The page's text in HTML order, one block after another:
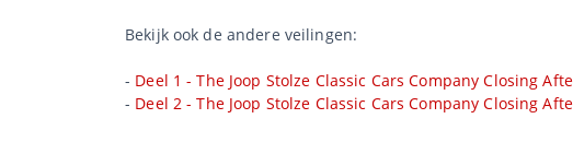
Bekijk ook de andere veilingen:
- Deel 1 - The Joop Stolze Classic Cars Company Closing
- Deel 2 - The Joop Stolze Classic Cars Company Closing